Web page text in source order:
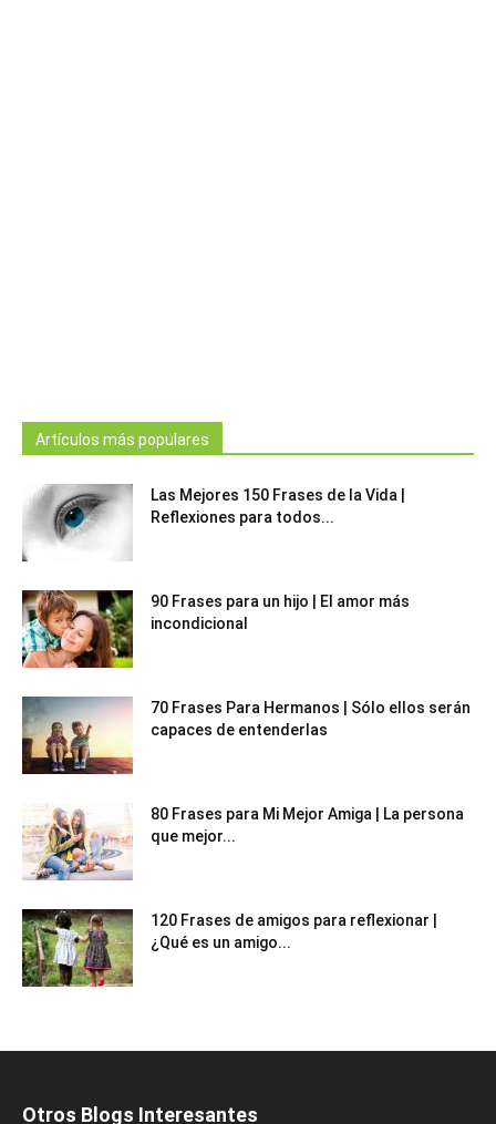
Artículos más populares
Las Mejores 150 Frases de la Vida |
Reflexiones para todos...
90 Frases para un hijo | El amor más
incondicional
70 Frases Para Hermanos | Sólo ellos serán
capaces de entenderlas
80 Frases para Mi Mejor Amiga | La persona
que mejor...
120 Frases de amigos para reflexionar |
¿Qué es un amigo...
Otros Blogs Interesantes